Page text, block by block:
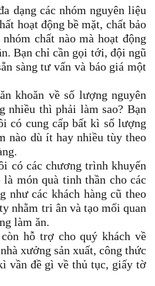
dạng các nhóm nguyên liệu
hoạt động bề mặt, chất bảo
chất nào mà hoạt động
Bạn chỉ cần gọi tới, đội ngũ
sàng tư vấn và báo giá một
khoăn về số lượng nguyên
nhiều thì phải làm sao? Bạn
có cung cấp bất kì số lượng
nào dù ít hay nhiều tùy theo
có các chương trình khuyến
món quà tinh thần cho các
như các khách hàng cũ theo
nhằm tri ân và tạo mối quan
làm ăn.
hỗ trợ cho quý khách về
xưởng sản xuất, công thức
vần đề gì về thủ tục, giấy tờ